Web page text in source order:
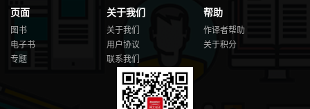
同步 .....................................................................................130
并发工具集..........................................................................132
第 15 章 Java 集合框架 ........................................135
Collection 接口 ....................................................................135
实现 .....................................................................................136
集合框架方法 ......................................................................136
集合类的算法 ......................................................................137
算法的效率..........................................................................138
页面
图书
电子书
专题
关于我们
关于我们
用户协议
联系我们
帮助
作译者帮助
关于积分